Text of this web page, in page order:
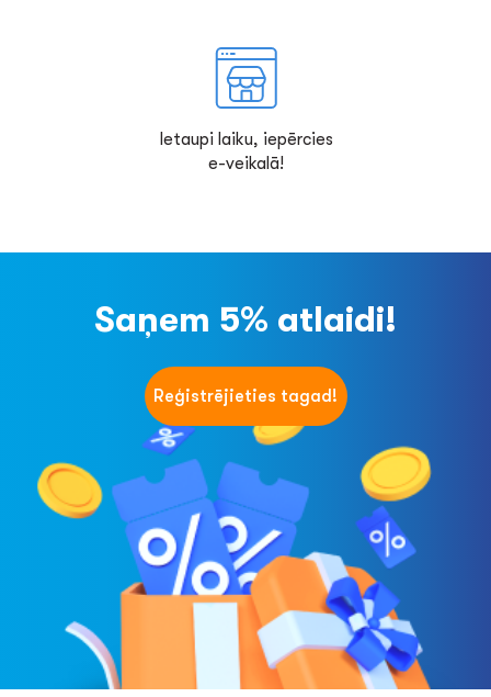
Ietaupi laiku, iepērcies
e-veikalā!
Saņem 5% atlaidi!
Reģistrējieties tagad!